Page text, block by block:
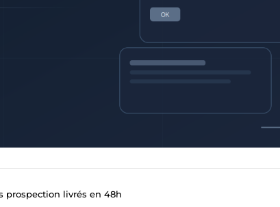
prospection livrés en 48h